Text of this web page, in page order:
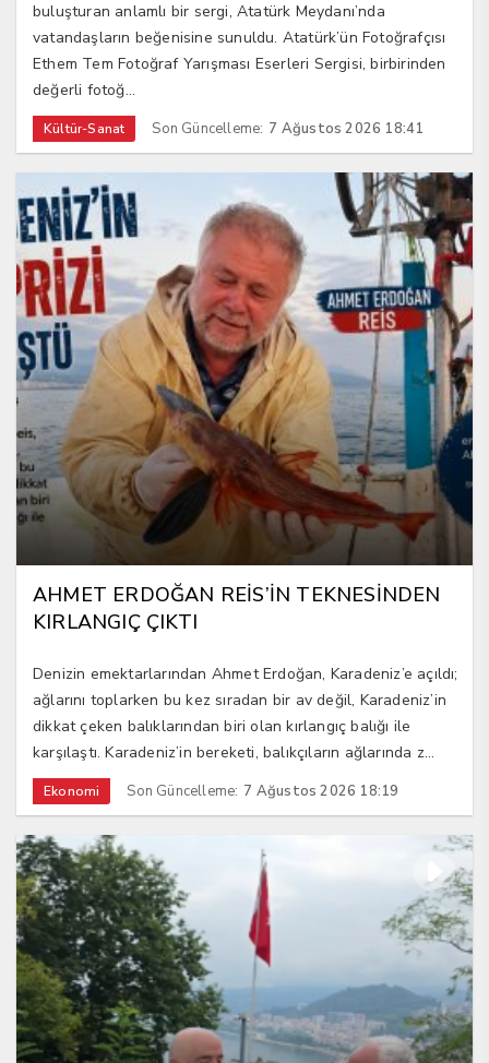
buluşturan anlamlı bir sergi, Atatürk Meydanı’nda
vatandaşların beğenisine sunuldu. Atatürk’ün Fotoğrafçısı
Ethem Tem Fotoğraf Yarışması Eserleri Sergisi, birbirinden
değerli fotoğ...
Kültür-Sanat Son Güncelleme: 7 Ağustos 2026 18:41
AHMET ERDOĞAN REİS’İN TEKNESİNDEN
KIRLANGIÇ ÇIKTI
Denizin emektarlarından Ahmet Erdoğan, Karadeniz’e açıldı;
ağlarını toplarken bu kez sıradan bir av değil, Karadeniz’in
dikkat çeken balıklarından biri olan kırlangıç balığı ile
karşılaştı. Karadeniz’in bereketi, balıkçıların ağlarında z...
Ekonomi Son Güncelleme: 7 Ağustos 2026 18:19